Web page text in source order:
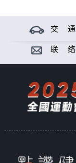
交 通
联 络